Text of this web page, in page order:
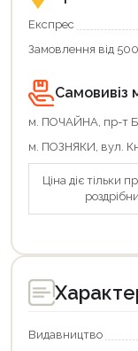
Експрес
Замовлення від
Самовивіз
м. ПОЧАЙНА, пр-т
м. ПОЗНЯКИ, вул.
Ціна діє тільки
Видавництво